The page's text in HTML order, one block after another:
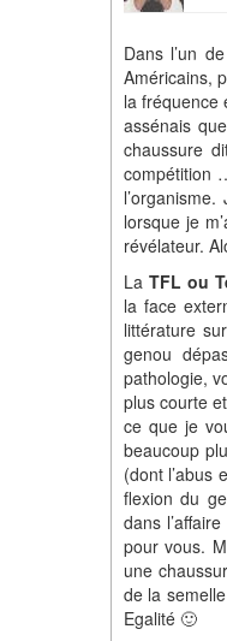
Dans l’un
Américains,
la fréquence
assénais
chaussure
compétition
lorsque je
révélateur.
La TFL ou
la face
littérature
genou
pathologie,
plus courte
ce que je
beaucoup
(dont l’abus
flexion du
dans
pour vous.
une
de la
Egalité 🙂